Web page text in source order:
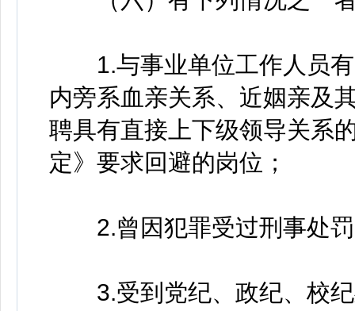
1.与事业单位工作人员有
内旁系血亲关系、近姻亲及
聘具有直接上下级领导关系
定》要求回避的岗位；
2.曾因犯罪受过刑事处罚
3.受到党纪、政纪、校纪